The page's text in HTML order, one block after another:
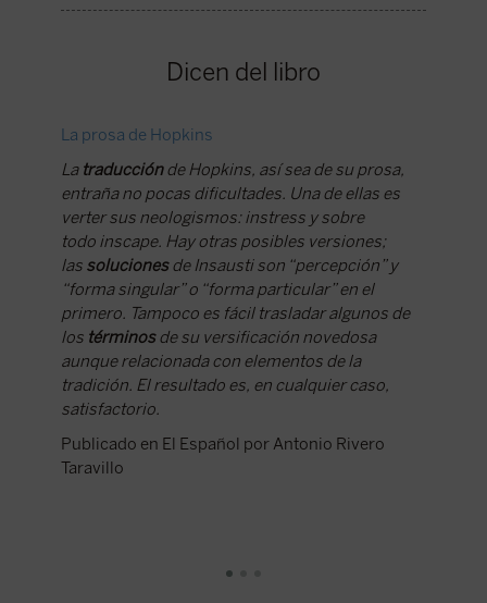
Dicen del libro
La prosa de Hopkins
La traducciónde Hopkins, así sea de su prosa,
entraña no pocas dificultades. Una de ellas es
verter sus neologismos:instressy sobre
todo inscape. Hay otras posibles versiones;
las solucionesde Insausti son “percepción” y
“forma singular” o “forma particular” en el
primero. Tampoco es fácil trasladar algunos de
los términosde su versificación novedosa
aunque relacionada con elementos de la
tradición. El resultado es, en cualquier caso,
satisfactorio.
Publicado en El Español por Antonio Rivero
Taravillo